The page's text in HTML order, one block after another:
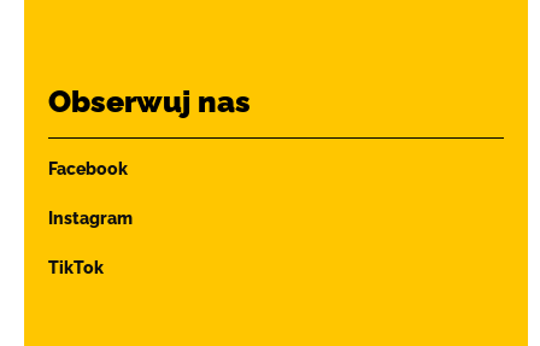
Obserwuj nas
Facebook
Instagram
TikTok